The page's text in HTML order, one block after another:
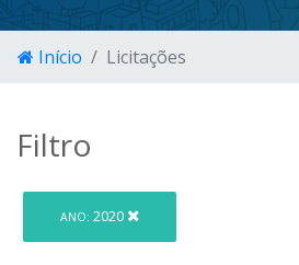
Início Licitações
Filtro
ANO: 2020